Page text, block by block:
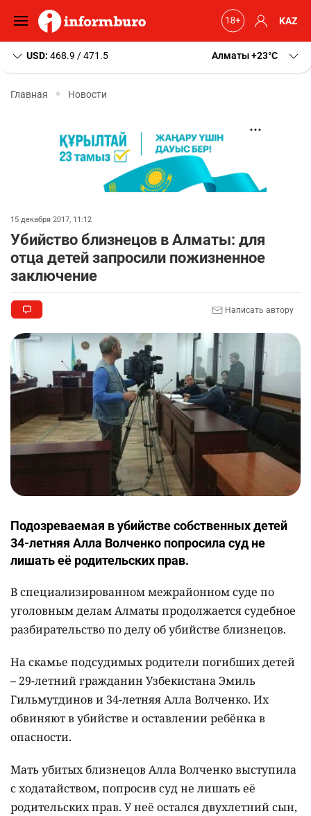
KAZ
USD: 468.9 / 471.5 Алматы+23 C
Главная Новости
15 декабря 2017, 11:12
Убийство близнецов в Алматы: для
отца детей запросили пожизненное
заключение
Написать автору
Подозреваемая в убийстве собственных детей
34-летняя Алла Волченко попросила суд не
лишать её родительских прав.
В специализированном межрайонном суде по
уголовным делам Алматы продолжается судебное
разбирательство по делу об убийстве близнецов.
На скамье подсудимых родители погибших детей
– 29-летний гражданин Узбекистана Эмиль
Гильмутдинов и 34-летняя Алла Волченко. Их
обвиняют в убийстве и оставлении ребёнка в
опасности.
Мать убитых близнецов Алла Волченко выступила
с ходатайством, попросив суд не лишать её
родительских прав. У неё остался двухлетний сын,